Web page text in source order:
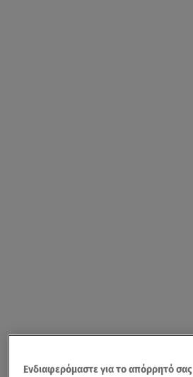
Ενδιαφερόμαστε για το απόρρητό σας